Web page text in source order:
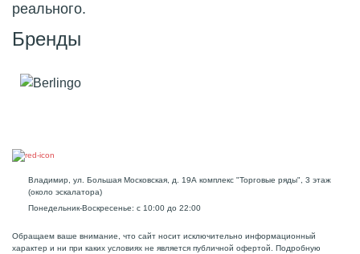
реального.
Бренды
Владимир, ул. Большая Московская, д. 19А комплекс "Торговые ряды", 3 этаж
(около эскалатора)
Понедельник-Воскресенье: с 10:00 до 22:00
Обращаем ваше внимание, что сайт носит исключительно информационный
характер и ни при каких условиях не является публичной офертой. Подробную